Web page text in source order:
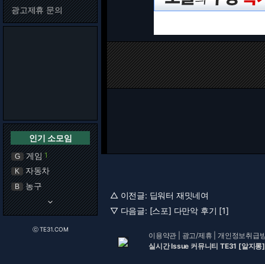
광고제휴 문의
인기 소모임
G 게임 1
K 자동차
B 농구
keyboard_arrow_down
ⓒ TE31.COM
△ 이전글: 딥워터 재밋네여
▽ 다음글: [스포] 다만악 후기 [1]
이용약관 광고/제휴 |개인정보취급
실시간 Issue 커뮤니티 TE31 [알지